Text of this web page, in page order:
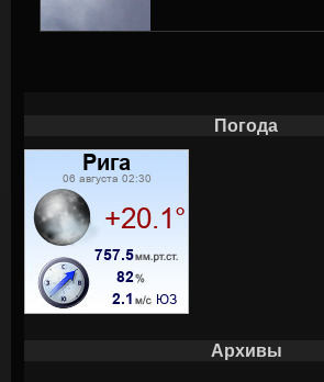
Погода
Архивы